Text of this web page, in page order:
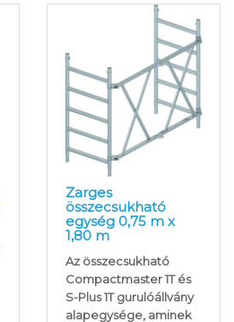
Zarges
összecsukható
egység 0,75 m x
1,80 m
Az összecsukható
Compactmaster 1T és
S-Plus 1T gurulóállvány
alapegysége, aminek